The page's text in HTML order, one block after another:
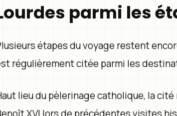
parmi les
étapes du voyage restent
régulièrement citée parmi les
lieu du pèlerinage catholique, la